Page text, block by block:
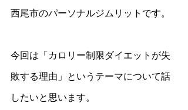
西尾市のパーソナルジムリットです。
今回は「カロリー制限ダイエットが失
敗する理由」というテーマについて話
したいと思います。